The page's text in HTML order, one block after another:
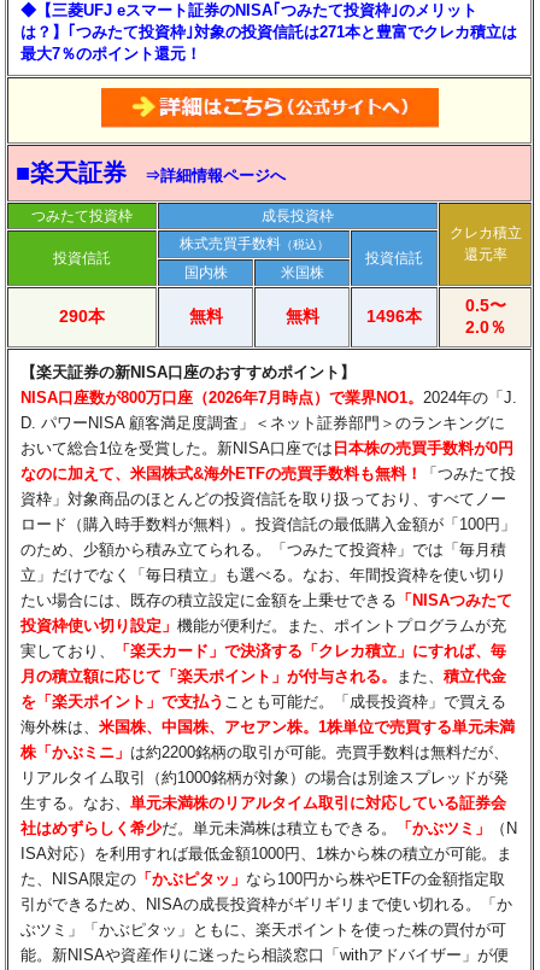
◆【三菱UFJ eスマート証券のNISA｢つみたて投資枠｣のメリット
は？】｢つみたて投資枠｣対象の投資信託は271本と豊富でクレカ積立は
最大7％のポイント還元！
■楽天証券 ⇒詳細情報ページへ
つみたて投資枠
成長投資枠
クレカ積立
還元率
投資信託
株式売買手数料（税込）
投資信託
国内株
米国株
290本 無料 無料 1496本
0.5〜
2.0％
【楽天証券の新NISA口座のおすすめポイント】
NISA口座数が800万口座（2026年7月時点）で業界NO1。2024年の「J.
D. パワーNISA 顧客満足度調査」＜ネット証券部門＞のランキングに
おいて総合1位を受賞した。新NISA口座では 日本株の売買手数料が0円
なのに加えて、米国株式&海外ETFの売買手数料も無料！
「つみたて投
資枠」対象商品のほとんどの投資信託を取り扱っており、すべてノー
ロード（購入時手数料が無料）。投資信託の最低購入金額が「100円」
のため、少額から積み立てられる。「つみたて投資枠」では「毎月積
立」だけでなく「毎日積立」も選べる。なお、年間投資枠を使い切り
たい場合には、既存の積立設定に金額を上乗せできる 「NISAつみたて
投資枠使い切り設定」機能が便利だ。また、ポイントプログラムが充
実しており、
「楽天カード」で決済する「クレカ積立」にすれば、毎
月の積立額に応じて「楽天ポイント」が付与される。
また、積立代金
を「楽天ポイント」で支払う ことも可能だ。「成長投資枠」で買える
海外株は、米国株、中国株、アセアン株。1株単位で売買する単元未満
株「かぶミニ」 は約2200銘柄の取引が可能。売買手数料は無料だが、
リアルタイム取引（約1000銘柄が対象）の場合は別途スプレッドが発
生する。なお、単元未満株のリアルタイム取引に対応している証券会
社はめずらしく希少だ。単元未満株は積立もできる。 「かぶツミ」
（N
ISA対応）を利用すれば最低金額1000円、1株から株の積立が可能。ま
た、NISA限定の 「かぶピタッ」 なら100円から株やETFの金額指定取
引ができるため、NISAの成長投資枠がギリギリまで使い切れる。「か
ぶツミ」「かぶピタッ」ともに、楽天ポイントを使った株の買付が可
能。新NISAや資産作りに迷ったら相談窓口「withアドバイザー」が便